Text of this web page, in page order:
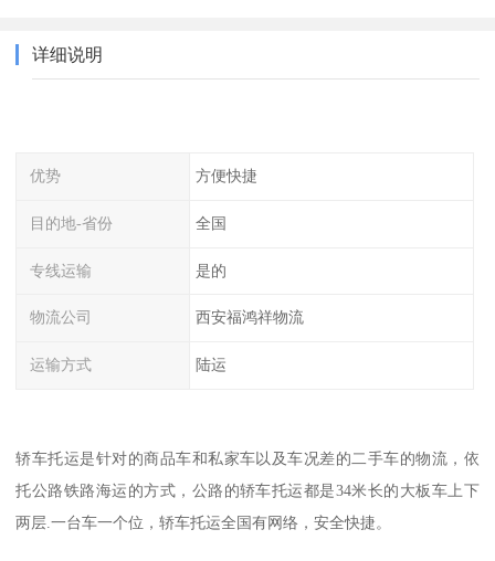
详细说明
优势 方便快捷
目的地-省份 全国
专线运输 是的
物流公司 西安福鸿祥物流
运输方式 陆运
轿车托运是针对的商品车和私家车以及车况差的二手车的物流，依
托公路铁路海运的方式，公路的轿车托运都是34米长的大板车上下
两层.一台车一个位，轿车托运全国有网络，安全快捷。